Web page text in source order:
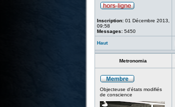
Inscription:01 Décembre 2013,
09:58
Messages:5450
Haut
Metronomia
Objecteuse d'états modifiés
de conscience